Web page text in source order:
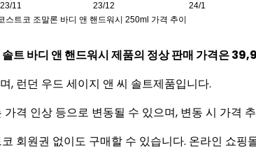
트 바디 앤 핸드워시 제품의 정상 판매 가격은
, 런던 우드 세이지 앤 씨 솔트제품입니다.
격 인상 등으로 변동될 수 있으며, 변동 시 가격
회원권 없이도 구매할 수 있습니다. 온라인 쇼